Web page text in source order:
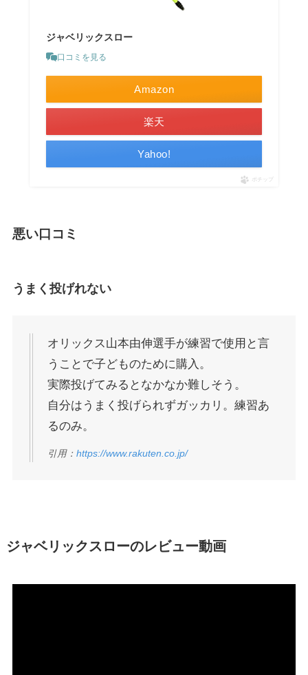
ジャベリックスロー
口コミを見る
Amazon
楽天
Yahoo!
ポチップ
悪い口コミ
うまく投げれない
オリックス山本由伸選手が練習で使用と言
うことで子どものために購入。
実際投げてみるとなかなか難しそう。
自分はうまく投げられずガッカリ。練習あ
るのみ。
引用： https://www.rakuten.co.jp/
ジャベリックスローのレビュー動画